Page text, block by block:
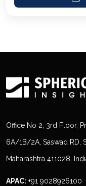
Office No 2, 3rd Floor,
6A/1B/2A, Saswad RD,
Maharashtra 411028,
APAC: +91 9028926100